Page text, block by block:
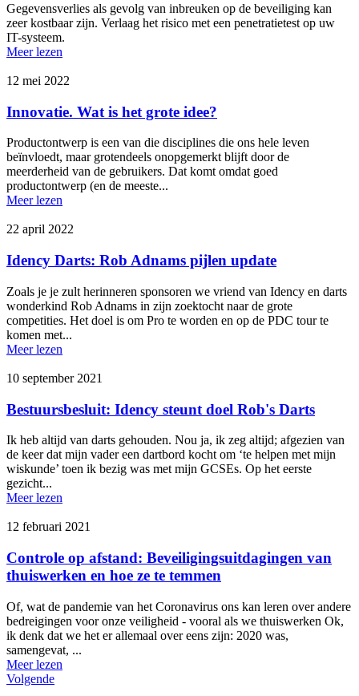
Gegevensverlies als gevolg van inbreuken op de beveiliging kan
zeer kostbaar zijn. Verlaag het risico met een penetratietest op uw
IT-systeem.
Meer lezen
12 mei 2022
Innovatie. Wat is het grote idee?
Productontwerp is een van die disciplines die ons hele leven
beïnvloedt, maar grotendeels onopgemerkt blijft door de
meerderheid van de gebruikers. Dat komt omdat goed
productontwerp (en de meeste...
Meer lezen
22 april 2022
Idency Darts: Rob Adnams pijlen update
Zoals je je zult herinneren sponsoren we vriend van Idency en darts
wonderkind Rob Adnams in zijn zoektocht naar de grote
competities. Het doel is om Pro te worden en op de PDC tour te
komen met...
Meer lezen
10 september 2021
Bestuursbesluit: Idency steunt doel Rob's Darts
Ik heb altijd van darts gehouden. Nou ja, ik zeg altijd; afgezien van
de keer dat mijn vader een dartbord kocht om ‘te helpen met mijn
wiskunde’ toen ik bezig was met mijn GCSEs. Op het eerste
gezicht...
Meer lezen
12 februari 2021
Controle op afstand: Beveiligingsuitdagingen van
thuiswerken en hoe ze te temmen
Of, wat de pandemie van het Coronavirus ons kan leren over andere
bedreigingen voor onze veiligheid - vooral als we thuiswerken Ok,
ik denk dat we het er allemaal over eens zijn: 2020 was,
samengevat, ...
Meer lezen
Volgende